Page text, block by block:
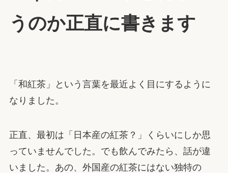
うのか正直に書きます
「和紅茶」という言葉を最近よく目にするように
なりました。
正直、最初は「日本産の紅茶？」くらいにしか思
っていませんでした。でも飲んでみたら、話が違
いました。あの、外国産の紅茶にはない独特の